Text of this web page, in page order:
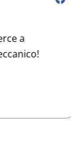
eccellente
Tutto
officina lo